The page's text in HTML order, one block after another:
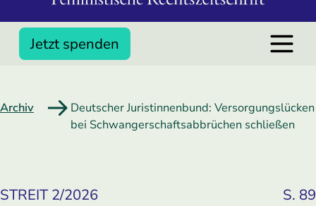
Jetzt spenden
Archiv
Deutscher Juristinnenbund: Versorgungslücken
bei Schwangerschaftsabbrüchen schließen
STREIT 2/2026 S. 89